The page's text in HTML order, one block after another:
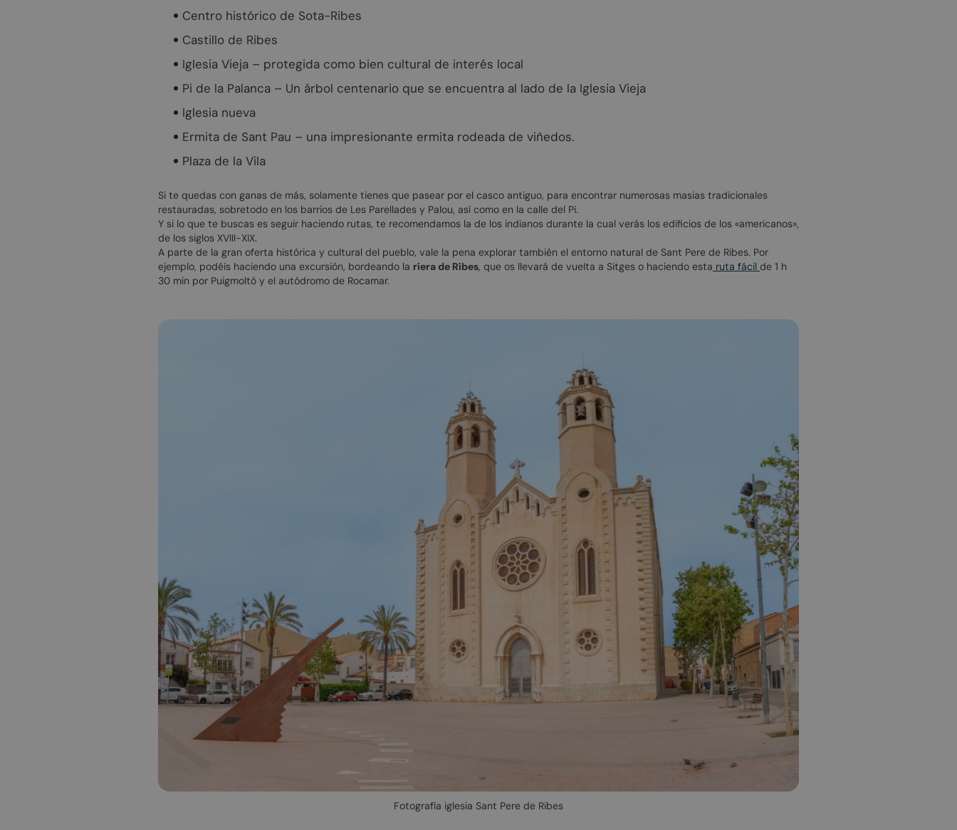
Centro histórico de Sota-Ribes
Castillo de Ribes
Iglesia Vieja – protegida como bien cultural de interés local
Pi de la Palanca – Un árbol centenario que se encuentra al lado de la Iglesia Vieja
Iglesia nueva
Ermita de Sant Pau – una impresionante ermita rodeada de viñedos.
Plaza de la Vila
Si te quedas con ganas de más, solamente tienes que pasear por el casco antiguo, para encontrar numerosas masias tradicionales
restauradas, sobretodo en los barrios de Les Parellades y Palou, así como en la calle del Pi.
Y si lo que te buscas es seguir haciendo rutas, te recomendamos la de los indianos durante la cual verás los edificios de los «americanos»,
de los siglos XVIII-XIX.
A parte de la gran oferta histórica y cultural del pueblo, vale la pena explorar también el entorno natural de Sant Pere de Ribes. Por
ejemplo, podéis haciendo una excursión, bordeando la riera de Ribes, que os llevará de vuelta a Sitges o haciendo esta ruta fácil de 1 h
30 min por Puigmoltó y el autódromo de Rocamar.
Fotografía iglesia Sant Pere de Ribes